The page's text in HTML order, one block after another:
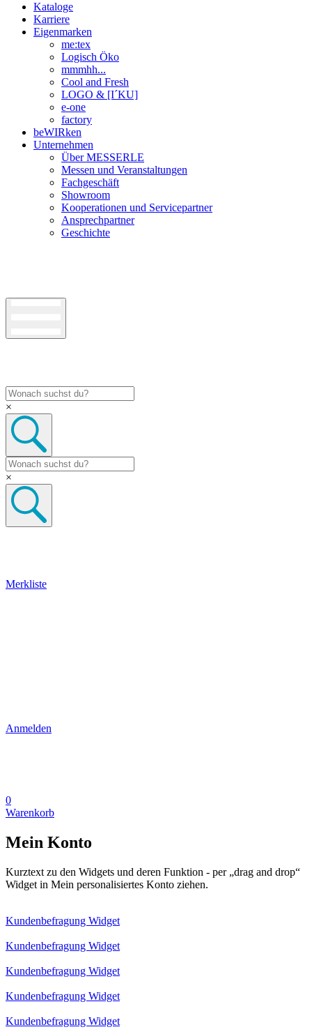
Kataloge
Karriere
Eigenmarken
me:tex
Logisch Öko
mmmhh...
Cool and Fresh
LOGO & [I´KU]
e-one
factory
beWIRken
Unternehmen
Über MESSERLE
Messen und Veranstaltungen
Fachgeschäft
Showroom
Kooperationen und Servicepartner
Ansprechpartner
Geschichte
×
×
Merkliste
Anmelden
0
Warenkorb
Mein Konto
Kurztext zu den Widgets und deren Funktion - per „drag and drop“
Widget in Mein personalisiertes Konto ziehen.
Kundenbefragung Widget
Kundenbefragung Widget
Kundenbefragung Widget
Kundenbefragung Widget
Kundenbefragung Widget